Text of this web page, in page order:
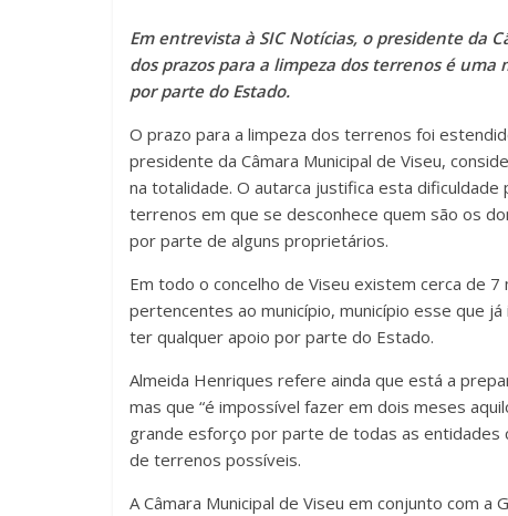
Em entrevista à SIC Notícias, o presidente da
dos prazos para a limpeza dos terrenos é
por parte do Estado.
O prazo para a limpeza dos terrenos foi
presidente da Câmara Municipal de Viseu,
na totalidade. O autarca justifica esta
terrenos em que se desconhece quem são os
por parte de alguns proprietários.
Em todo o concelho de Viseu existem cerca de
pertencentes ao município, município esse que
ter qualquer apoio por parte do Estado.
Almeida Henriques refere ainda que está a
mas que “é impossível fazer em dois meses
grande esforço por parte de todas as
de terrenos possíveis.
A Câmara Municipal de Viseu em conjunto com